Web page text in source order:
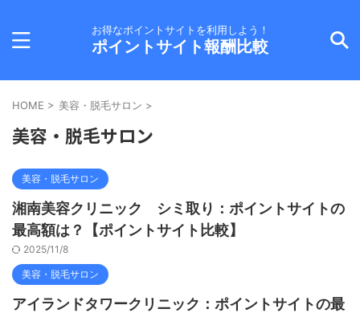
お得なポイントサイトを利用しよう！
ポイントサイト報酬比較
HOME > 美容・脱毛サロン >
美容・脱毛サロン
美容・脱毛サロン
湘南美容クリニック シミ取り：ポイントサイトの
最高額は？【ポイントサイト比較】
2025/11/8
美容・脱毛サロン
アイランドタワークリニック：ポイントサイトの最